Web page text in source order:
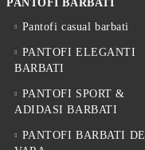
PANTOFI BARBATI
Pantofi casual barbati
PANTOFI ELEGANTI
BARBATI
PANTOFI SPORT &
ADIDASI BARBATI
PANTOFI BARBATI DE